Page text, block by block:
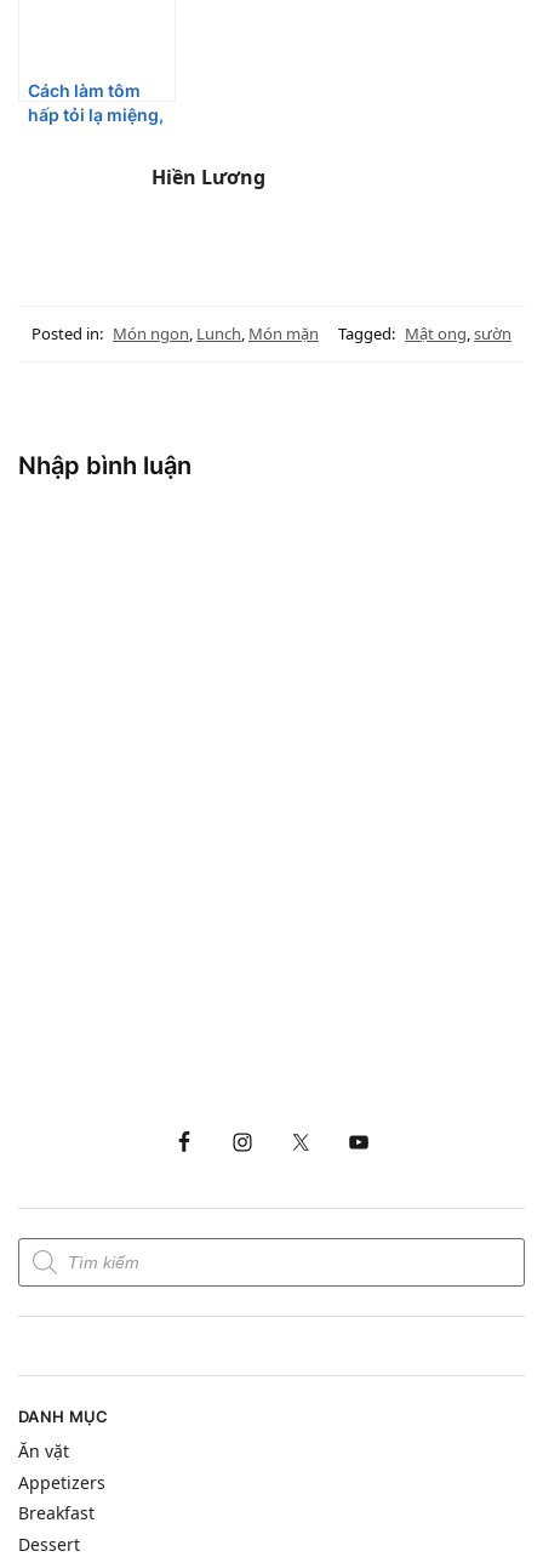
Cách làm tôm
hấp tỏi lạ miệng,
Hiền Lương
Posted in: Món ngon, Lunch, Món mặn Tagged: Mật ong,sườn
Nhập bình luận
DANH MỤC
Ăn vặt
Appetizers
Breakfast
Dessert